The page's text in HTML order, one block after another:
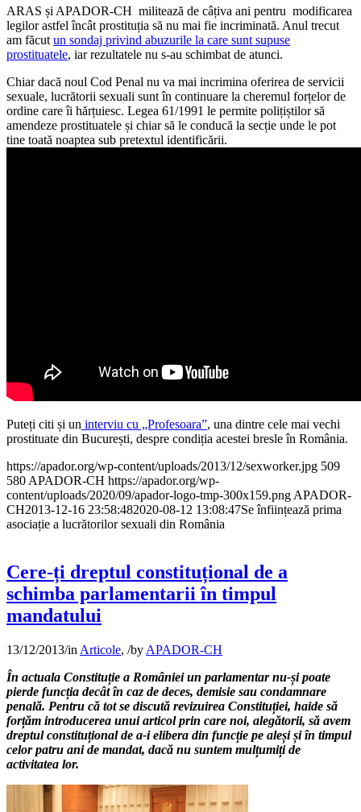
ARAS și APADOR-CH militează de câțiva ani pentru modificarea
legilor astfel încât prostituția să nu mai fie incriminată. Anul trecut
am făcut un sondaj privind abuzurile la care sunt supuse
prostituatele, iar rezultatele nu s-au schimbat de atunci.
Chiar dacă noul Cod Penal nu va mai incrimina oferirea de servicii
sexuale, lucrătorii sexuali sunt în continuare la cheremul forțelor de
ordine care îi hărțuiesc. Legea 61/1991 le permite polițiștilor să
amendeze prostituatele și chiar să le conducă la secție unde le pot
tine toată noaptea sub pretextul identificării.
Puteți citi și un interviu cu „Profesoara”, una dintre cele mai vechi
prostituate din București, despre condiția acestei bresle în România.
https://apador.org/wp-content/uploads/2013/12/sexworker.jpg 509
580 APADOR-CH https://apador.org/wp-
content/uploads/2020/09/apador-logo-tmp-300x159.png APADOR-
CH2013-12-16 23:58:482020-08-12 13:08:47Se înființează prima
asociație a lucrătorilor sexuali din România
Cere-ți dreptul constituțional de a
schimba parlamentarii în timpul
mandatului
13/12/2013/in Articole, /by APADOR-CH
În actuala Constituție a României un parlamentar nu-și poate
pierde funcția decât în caz de deces, demisie sau condamnare
penală. Pentru că tot se discută revizuirea Constituției, haide să
forțăm introducerea unui articol prin care noi, alegătorii, să avem
dreptul constituțional de a-i elibera din funcție pe aleși și în timpul
celor patru ani de mandat, dacă nu suntem mulțumiți de
activitatea lor.